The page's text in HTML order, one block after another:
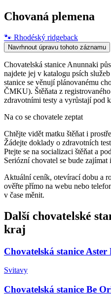
Chovaná plemena
🐾 Rhodéský ridgeback
Navrhnout úpravu tohoto záznamu
Chovatelská stanice Anunnaki
najdete jej v katalogu psích
stanice se věnují plánovanému
ČMKU). Štěňata z
zdravotními testy a vyrůstají pod
Na co se chovatele zeptat
Chtějte vidět matku štěňat i
Žádejte doklady o zdravotních
Ptejte se na socializaci štěňat a
Seriózní chovatel se bude
Aktuální ceník, otevírací dobu a
ověřte přímo na webu nebo
v čase měnit.
Další chovatelské
kraj
Chovatelská stanice Aster
Svitavy
Chovatelská stanice Be